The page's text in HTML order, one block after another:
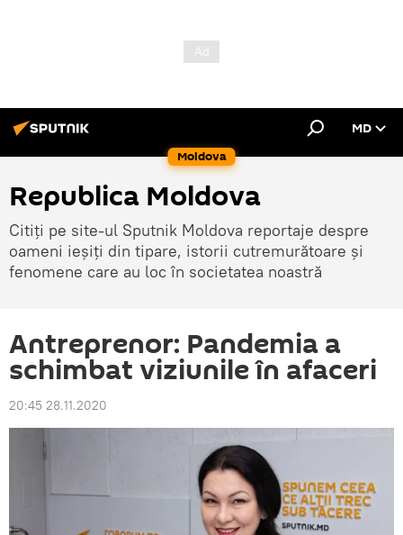
Moldova
MD
Republica Moldova
Citiți pe site-ul Sputnik Moldova reportaje despre
oameni ieșiți din tipare, istorii cutremurătoare și
fenomene care au loc în societatea noastră
Antreprenor: Pandemia a
schimbat viziunile în afaceri
20:45 28.11.2020